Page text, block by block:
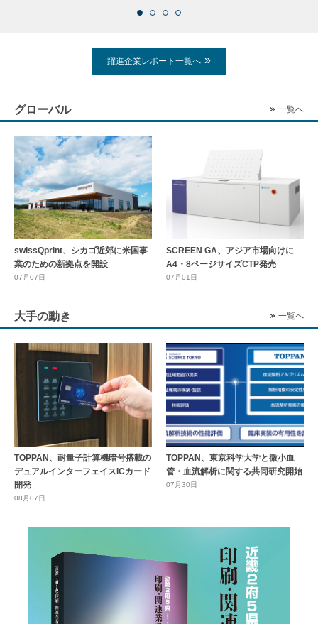
躍進企業レポート一覧へ
グローバル 一覧へ
swissQprint、シカゴ近郊に⽶国事
業のための新拠点を開設
07月07日
SCREEN GA、アジア市場向けに
A4・8ページサイズCTP発売
07月01日
大手の動き 一覧へ
TOPPAN、耐量子計算機暗号搭載の
デュアルインターフェイスICカード
開発
08月07日
TOPPAN、東京科学大学と微小血
管・血流解析に関する共同研究開始
07月30日